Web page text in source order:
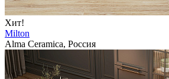
Хит!
Milton
Alma Ceramica, Россия